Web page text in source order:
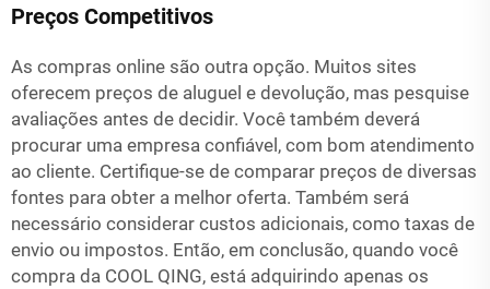
Preços Competitivos
As compras online são outra opção. Muitos sites
oferecem preços de aluguel e devolução, mas pesquise
avaliações antes de decidir. Você também deverá
procurar uma empresa confiável, com bom atendimento
ao cliente. Certifique-se de comparar preços de diversas
fontes para obter a melhor oferta. Também será
necessário considerar custos adicionais, como taxas de
envio ou impostos. Então, em conclusão, quando você
compra da COOL QING, está adquirindo apenas os